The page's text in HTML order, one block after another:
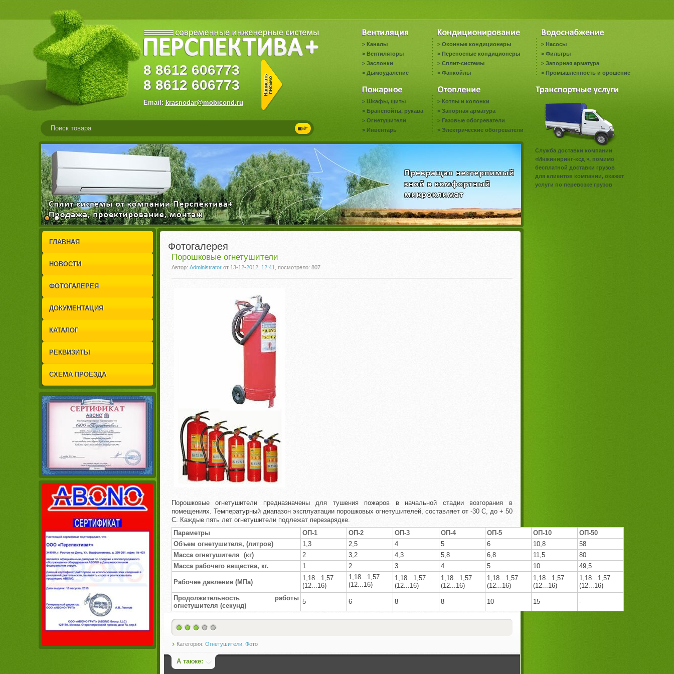
8 8612 606773
8 8612 606773
Email: krasnodar@mobicond.ru
> Каналы
> Вентиляторы
> Заслонки
> Дымоудаление
> Оконные кондиционеры
> Переносные кондиционеры
> Сплит-системы
> Фанкойлы
> Насосы
> Фильтры
> Запорная арматура
> Промышленность и орошение
> Шкафы, щиты
> Бранспойты, рукава
> Огнетушители
> Инвентарь
> Котлы и колонки
> Запорная арматура
> Газовые обогреватели
> Электрические обогреватели
1
2
ГЛАВНАЯ
НОВОСТИ
ФОТОГАЛЕРЕЯ
ДОКУМЕНТАЦИЯ
КАТАЛОГ
РЕКВИЗИТЫ
СХЕМА ПРОЕЗДА
Фотогалерея
Порошковые огнетушители
Автор: Administratorот 13-12-2012, 12:41 , посмотрело: 807
Порошковые огнетушители предназначены для тушения пожаров в начальной стадии возгорания в
помещениях. Температурный диапазон эксплуатации порошковых огнетушителей, составляет от -30 С, до + 50
С. Каждые пять лет огнетушители подлежат перезарядке.
Параметры
ОП-1 ОП-2 ОП-3 ОП-4 ОП-5 ОП-10
ОП-50
Объем огнетушителя, (литров)
1,3 2,5 4 5 6 10,8
58
Масса огнетушителя (кг)
2 3,2 4,3 5,8 6,8 11,5
80
Масса рабочего вещества, кг.
1 2 3 4 5 10 49,5
Рабочее давление (MПa)
1,18...1,57
(12...16)
1,18...1,57
(12...16)
1,18...1,57
(12...16)
1,18...1,57
(12...16)
1,18...1,57
(12...16)
1,18...1,57
(12...16)
1,18...1,57
(12...16)
Продолжительность работы
огнетушителя (секунд)
5 6 8 8 10 15 -
Категория: Огнетушители, Фото
А также:
Служба доставки компании
«Инжиниринг-ксд », помимо
бесплатной доставки грузов
для клиентов компании, окажет
услуги по перевозке грузов